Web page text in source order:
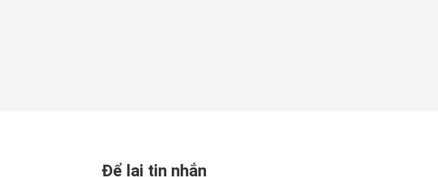
Để lại tin nhắn